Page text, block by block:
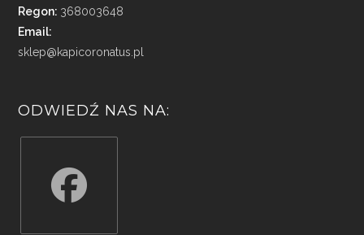
Regon: 368003648
Email:
sklep@kapicoronatus.pl
ODWIEDŹ NAS NA: